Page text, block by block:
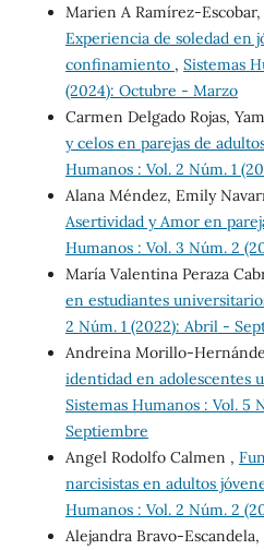
Marien A Ramírez-
Experiencia de soledad en
confinamiento , Sistemas
(2024): Octubre - Marzo
Carmen Delgado Rojas,
y celos en parejas de
Humanos : Vol. 2 Núm. 1
Alana Méndez, Emily
Asertividad y Amor en
Humanos : Vol. 3 Núm. 2
María Valentina Peraza
en estudiantes
2 Núm. 1 (2022): Abril -
Andreina Morillo-
identidad en adolescentes
Sistemas Humanos : Vol. 5
Septiembre
Angel Rodolfo Calmen ,
narcisistas en adultos
Humanos : Vol. 2 Núm. 2
Alejandra Bravo-